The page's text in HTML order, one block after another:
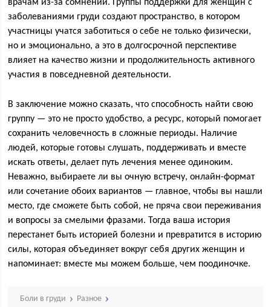
врачам из-за сомнений. Группы поддержки для женщин с
заболеваниями груди создают пространство, в котором
участницы учатся заботиться о себе не только физически,
но и эмоционально, а это в долгосрочной перспективе
влияет на качество жизни и продолжительность активного
участия в повседневной деятельности.
В заключение можно сказать, что способность найти свою
группу — это не просто удобство, а ресурс, который помогает
сохранить человечность в сложные периоды. Наличие
людей, которые готовы слушать, поддерживать и вместе
искать ответы, делает путь лечения менее одиноким.
Неважно, выбираете ли вы очную встречу, онлайн-формат
или сочетание обоих вариантов — главное, чтобы вы нашли
место, где сможете быть собой, не пряча свои переживания
и вопросы за смелыми фразами. Тогда ваша история
перестанет быть историей болезни и превратится в историю
силы, которая объединяет вокруг себя других женщин и
напоминает: вместе мы можем больше, чем поодиночке.
Боли в груди Разное